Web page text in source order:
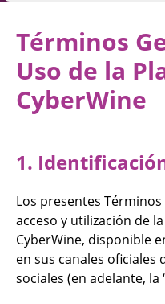
Términos
Uso de la
CyberWine
1.
Los presentes
acceso y utilización de
CyberWine, disponible
en sus canales oficiales
sociales (en adelante, la